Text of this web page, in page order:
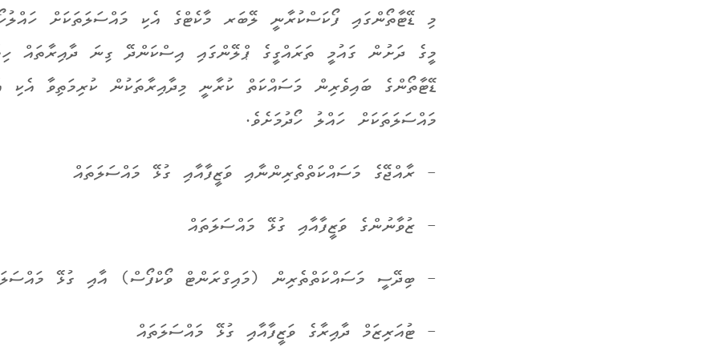
މި ޑޭޓާތޯންގައި ފޯކަސްކުރާނީ ލޭބަރ މާކެޓްގެ އެކި މައްސަލަތަކަށް
މީގެ ދަށުން ގައުމީ ތަރައްގީގެ ޕްލޭންގައި އިސްކަންދޭ ގިނަ ދާއިރާތައް
ޑޭޓާތޯންގެ ބައިވެރިން މަސައްކަތް ކުރާނީ މިދާއިރާތަކުން ކުރިމަތިވާ އެކި
މައްސަލަތަކަށް ހައްލު ހޯދުމަށެވެ.
- ރާއްޖޭގެ މަސައްކަތްތެރިންނާއި ވަޒީފާއާއި ގުޅޭ މައްސަލަތައް
- ޒުވާނުންގެ ވަޒީފާއާއި ގުޅޭ މައްސަލަތައް
- ބިދޭސީ މަސައްކަތްތެރިން (މައިގްރަންޓް ވޯކްފޯސް) އާއި ގުޅޭ
- ޓުއަރިޒަމް ދާއިރާގެ ވަޒީފާއާއި ގުޅޭ މައްސަލަތައް